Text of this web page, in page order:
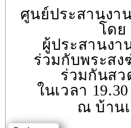
ศูนย์ประสานง
โด
ผู้ประสานง
ร่วมกับพระส
ร่วมกันสว
ในเวลา 19.30
ณ บ้าน